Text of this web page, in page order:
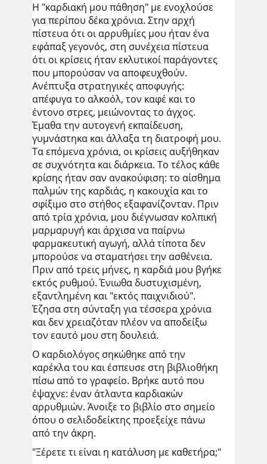
Η "καρδιακή μου πάθηση" με ενοχλούσε
για περίπου δέκα χρόνια. Στην αρχή
πίστευα ότι οι αρρυθμίες μου ήταν ένα
εφάπαξ γεγονός, στη συνέχεια πίστευα
ότι οι κρίσεις ήταν εκλυτικοί παράγοντες
που μπορούσαν να αποφευχθούν.
Ανέπτυξα στρατηγικές αποφυγής:
απέφυγα το αλκοόλ, τον καφέ και το
έντονο στρες, μειώνοντας το άγχος.
Έμαθα την αυτογενή εκπαίδευση,
γυμνάστηκα και άλλαξα τη διατροφή μου.
Τα επόμενα χρόνια, οι κρίσεις αυξήθηκαν
σε συχνότητα και διάρκεια. Το τέλος κάθε
κρίσης ήταν σαν ανακούφιση: το αίσθημα
παλμών της καρδιάς, η κακουχία και το
σφίξιμο στο στήθος εξαφανίζονταν. Πριν
από τρία χρόνια, μου διέγνωσαν κολπική
μαρμαρυγή και άρχισα να παίρνω
φαρμακευτική αγωγή, αλλά τίποτα δεν
μπορούσε να σταματήσει την ασθένεια.
Πριν από τρεις μήνες, η καρδιά μου βγήκε
εκτός ρυθμού. Ένιωθα δυστυχισμένη,
εξαντλημένη και "εκτός παιχνιδιού".
Έζησα στη σύνταξη για τέσσερα χρόνια
και δεν χρειαζόταν πλέον να αποδείξω
τον εαυτό μου στη δουλειά.
Ο καρδιολόγος σηκώθηκε από την
καρέκλα του και έσπευσε στη βιβλιοθήκη
πίσω από το γραφείο. Βρήκε αυτό που
έψαχνε: έναν άτλαντα καρδιακών
αρρυθμιών. Άνοιξε το βιβλίο στο σημείο
όπου ο σελιδοδείκτης προεξείχε πάνω
από την άκρη.
"Ξέρετε τι είναι η κατάλυση με καθετήρα;"